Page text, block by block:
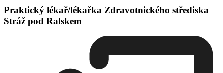
Praktický lékař/lékařka Zdravotnického střediska
Stráž pod Ralskem